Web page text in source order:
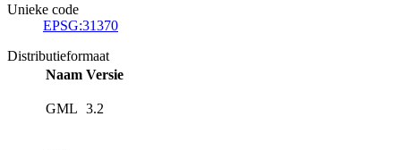
Unieke code
EPSG:31370
Distributieformaat
Naam Versie
GML 3.2